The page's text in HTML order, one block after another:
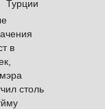
в
столь